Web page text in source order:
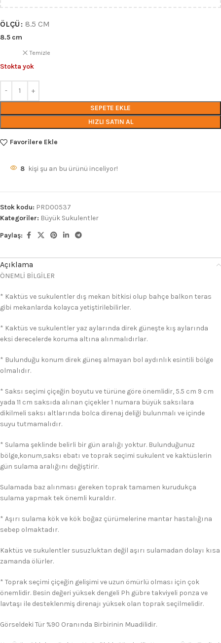
ÖLÇÜ 8.5 CM
8.5 cm
Temizle
Stokta yok
SEPETE EKLE
HIZLI SATIN AL
Favorilere Ekle
8 kişi şu an bu ürünü inceliyor!
Stok kodu: PRD00537
Kategoriler: Büyük Sukulentler
Paylaş:
Açıklama
ÖNEMLİ BİLGİLER
* Kaktüs ve sukulentler dış mekan bitkisi olup bahçe balkon teras
gibi mekanlarda kolayca yetiştirilebilirler.
* Kaktüs ve sukulentler yaz aylarında direk güneşte kış aylarında
eksi derecelerde koruma altına alınmalıdırlar.
* Bulunduğu konum direk güneş almayan bol aydınlık esintili bölge
olmalıdır.
* Saksı seçimi çiçeğin boyutu ve türüne göre önemlidir, 5.5 cm 9 cm
yada 11 cm saksıda alınan çiçekler 1 numara büyük saksılara
dikilmeli saksı altlarında bolca direnaj deliği bulunmalı ve içinde
suyu tutmamalıdır.
* Sulama şeklinde belirli bir gün aralığı yoktur. Bulunduğunuz
bölge,konum,saksı ebatı ve toprak seçimi sukulent ve kaktüslerin
gün sulama aralığını değiştirir.
Sulamada baz alınması gereken toprak tamamen kurudukça
sulama yapmak tek önemli kuraldır.
* Aşırı sulama kök ve kök boğaz çürümelerine mantar hastalığına
sebep olmaktadır.
Kaktüs ve sukulentler susuzluktan değil aşırı sulamadan dolayı kısa
zamanda ölürler.
* Toprak seçimi çiçeğin gelişimi ve uzun ömürlü olması için çok
önemlidir. Besin değeri yüksek dengeli Ph gübre takviyeli ponza ve
lavtaşı ile desteklenmiş direnajı yüksek olan toprak seçilmelidir.
Görseldeki Tür %90 Oranında Birbirinin Muadilidir.